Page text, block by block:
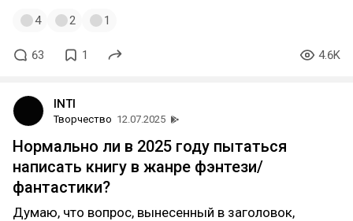
4 2 1
63 1 4.6K
INTI
Творчество 12.07.2025
Нормально ли в 2025 году пытаться
написать книгу в жанре фэнтези/
фантастики?
Думаю, что вопрос, вынесенный в заголовок,